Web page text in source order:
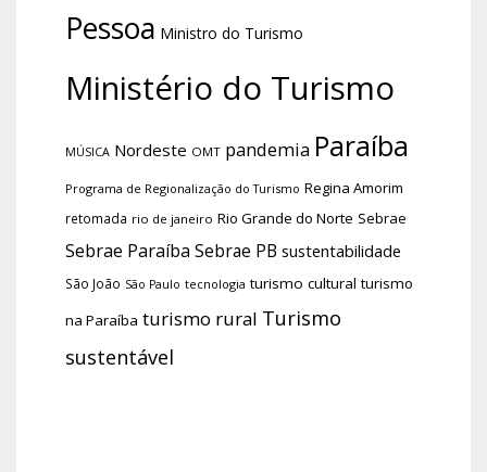
Pessoa Ministro do Turismo
Ministério do Turismo
MÚSICA Nordeste OMT pandemia Paraíba
Programa de Regionalização do Turismo Regina Amorim
retomada rio de janeiro Rio Grande do Norte Sebrae
Sebrae Paraíba Sebrae PB sustentabilidade
São João São Paulo tecnologia turismo cultural turismo
na Paraíba turismo rural Turismo
sustentável